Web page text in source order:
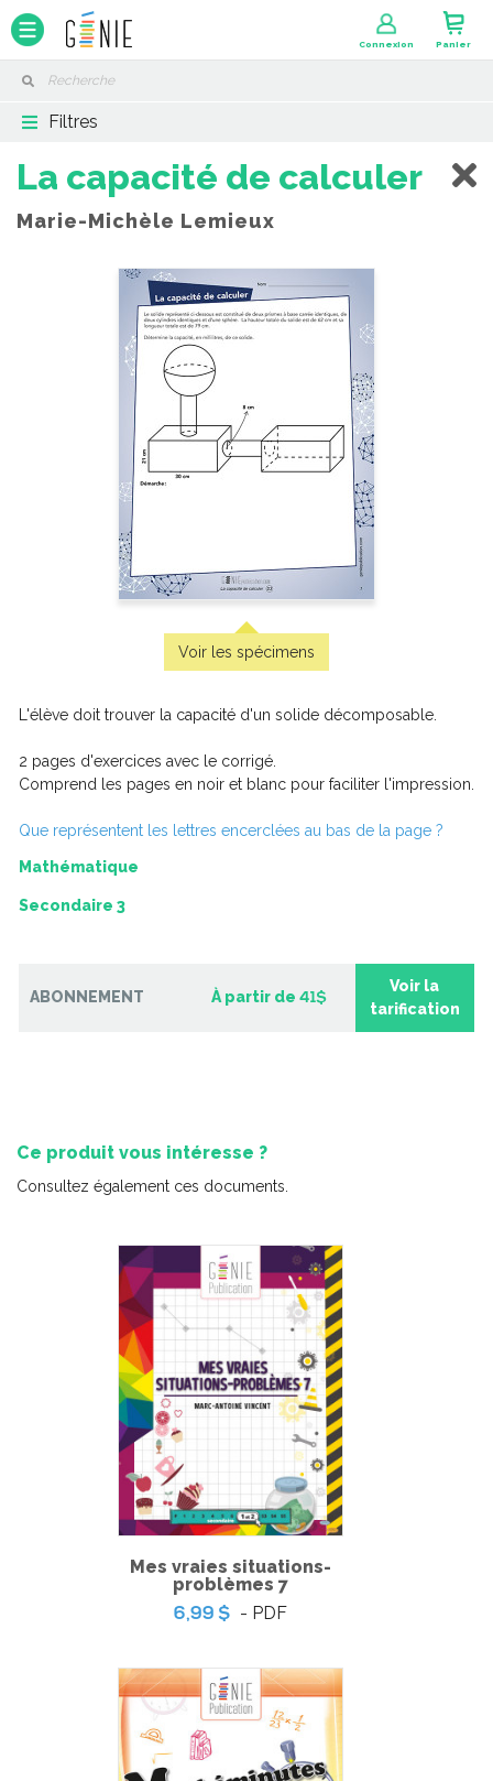
Connexion Panier
Filtres
Situation-problème – Le projet de zoothérapie
La capacité de calculer
Marie-Michèle Lemieux
Voir les spécimens
L'élève doit trouver la capacité d'un solide décomposable.
2 pages d'exercices avec le corrigé.
Comprend les pages en noir et blanc pour faciliter l'impression.
Que représentent les lettres encerclées au bas de la page ?
Mathématique
Secondaire 3
ABONNEMENT À partir de 41$
Voir la
tarification
Ce produit vous intéresse ?
Consultez également ces documents.
Mes vraies situations-
problèmes 7
6,99 $ - PDF
Panneau de gestion des cookies